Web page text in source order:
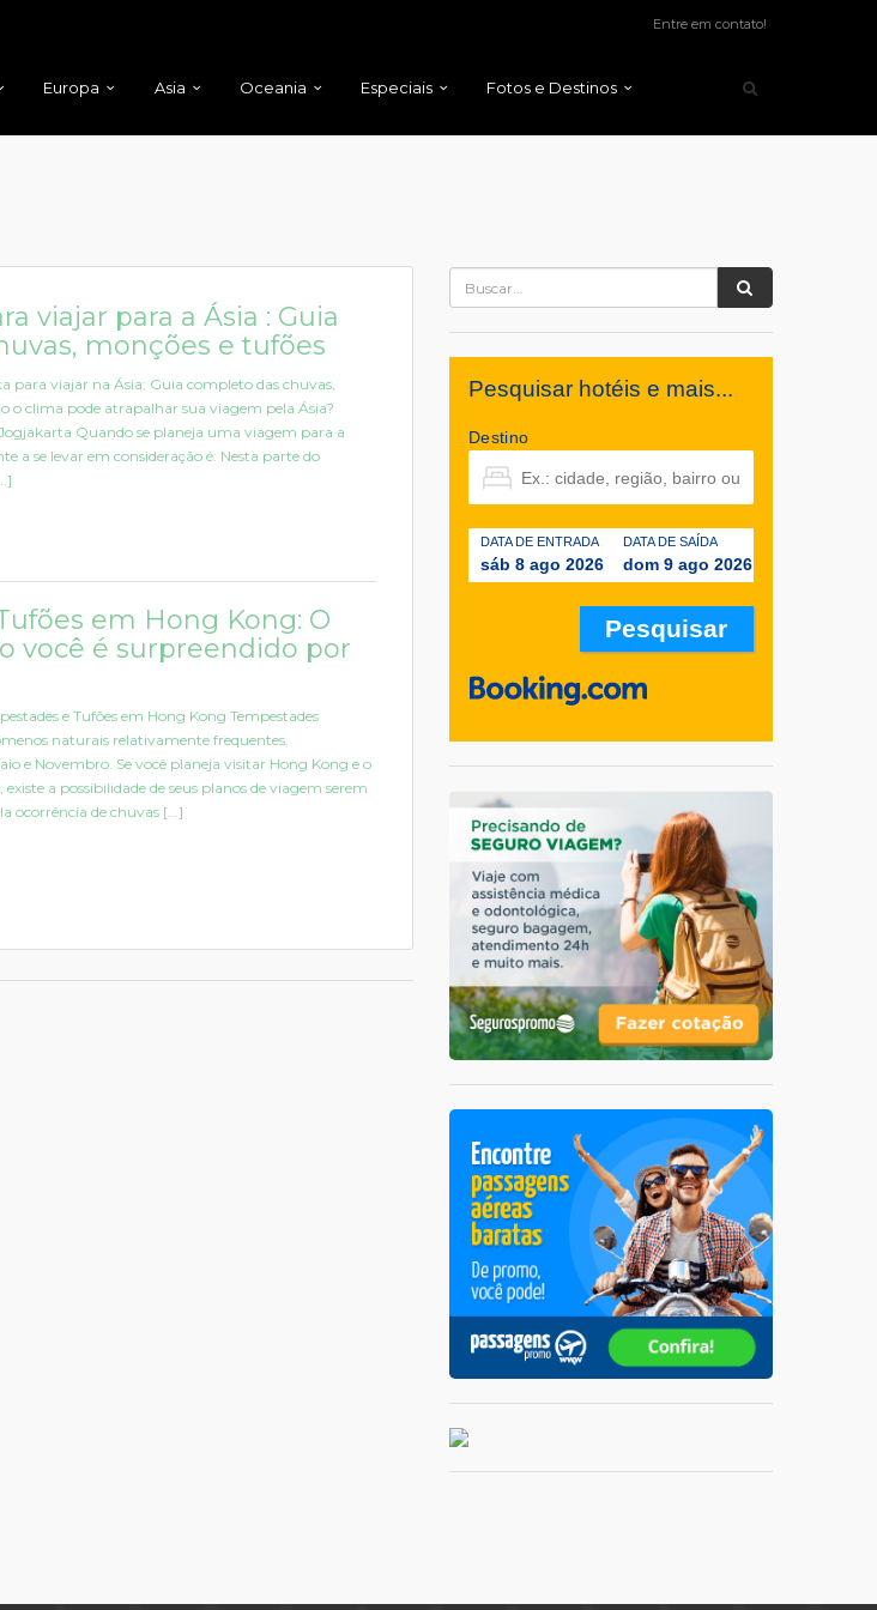
Entre em contato!
Europa Asia Oceania Especiais Fotos e Destinos
viajar para a Ásia : Guia
monções e tufões
para viajar na Ásia: Guia completo das chuvas,
o clima pode atrapalhar sua viagem pela Ásia?
Quando se planeja uma viagem para a
a se levar em consideração é: Nesta parte do
em Hong Kong: O
você é surpreendido por
e Tufões em Hong Kong Tempestades
naturais relativamente frequentes.
e Novembro. Se você planeja visitar Hong Kong e o
a possibilidade de seus planos de viagem serem
ocorrência de chuvas [...]
Pesquisar hotéis e mais...
Destino
DATA DE ENTRADA
sáb 8 ago 2026
DATA DE SAÍDA
dom 9 ago 2026